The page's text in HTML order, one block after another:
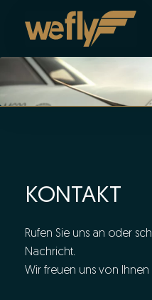
Skip to main content
KONTAKT
Rufen Sie uns an oder
Nachricht.
Wir freuen uns von